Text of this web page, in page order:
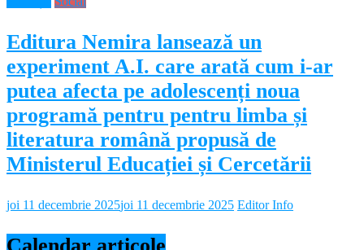
Editura Nemira lansează un
experiment A.I. care arată cum i-ar
putea afecta pe adolescenți noua
programă pentru pentru limba și
literatura română propusă de
Ministerul Educației și Cercetării
joi 11 decembrie 2025joi 11 decembrie 2025 Editor Info